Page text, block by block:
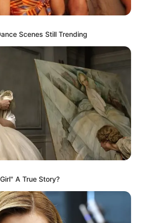
Scenes Still Trending
A True Story?